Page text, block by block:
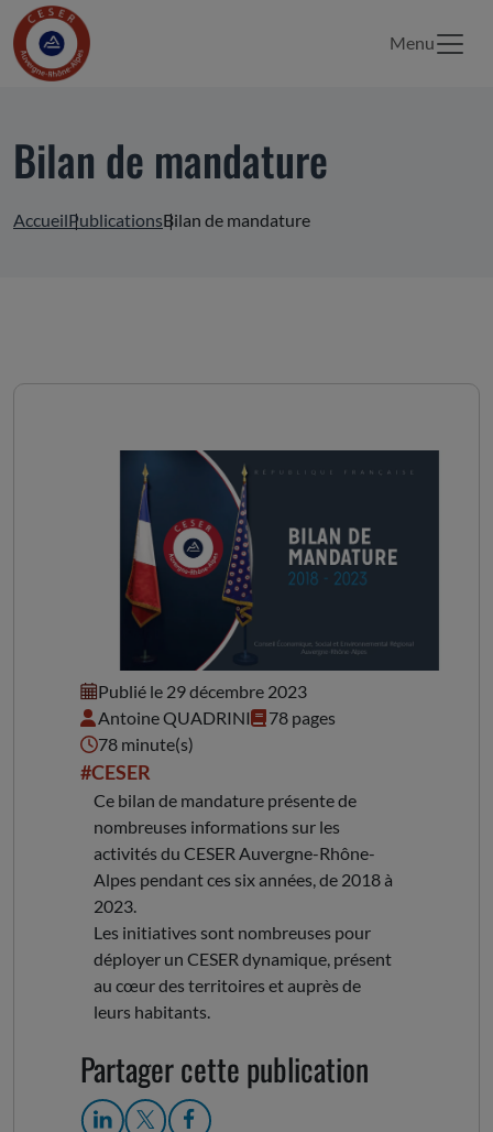
Menu
Bilan de mandature
AccueilPublicationsBilan de mandature
Bilan de mandature
Publié le 29 décembre 2023
Antoine QUADRINI
78 pages
78 minute(s)
#CESER
Ce bilan de mandature présente de
nombreuses informations sur les
activités du CESER Auvergne-Rhône-
Alpes pendant ces six années, de 2018 à
2023.
Les initiatives sont nombreuses pour
déployer un CESER dynamique, présent
au cœur des territoires et auprès de
leurs habitants.
Partager cette publication